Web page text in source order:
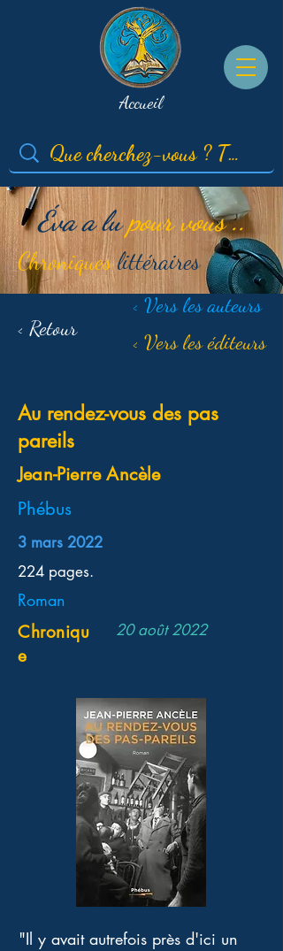
Accueil
Éva a lupour vous ..
Chroniqueslittéraires
< Retour
< Vers les auteurs
< Vers les éditeurs
Au rendez-vous des pas
pareils
Jean-Pierre Ancèle
Phébus
3 mars 2022
224 pages.
Roman
Chroniqu
e
20 août 2022
"Il y avait autrefois près d'ici un